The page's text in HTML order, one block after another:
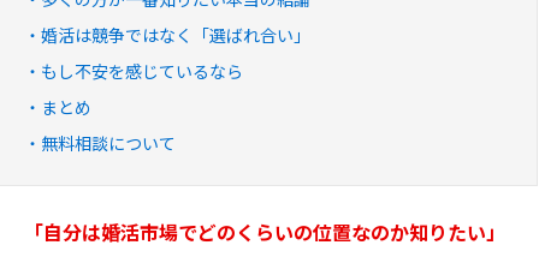
婚活は競争ではなく「選ばれ合い」
もし不安を感じているなら
まとめ
無料相談について
「自分は婚活市場でどのくらいの位置なのか知りたい」